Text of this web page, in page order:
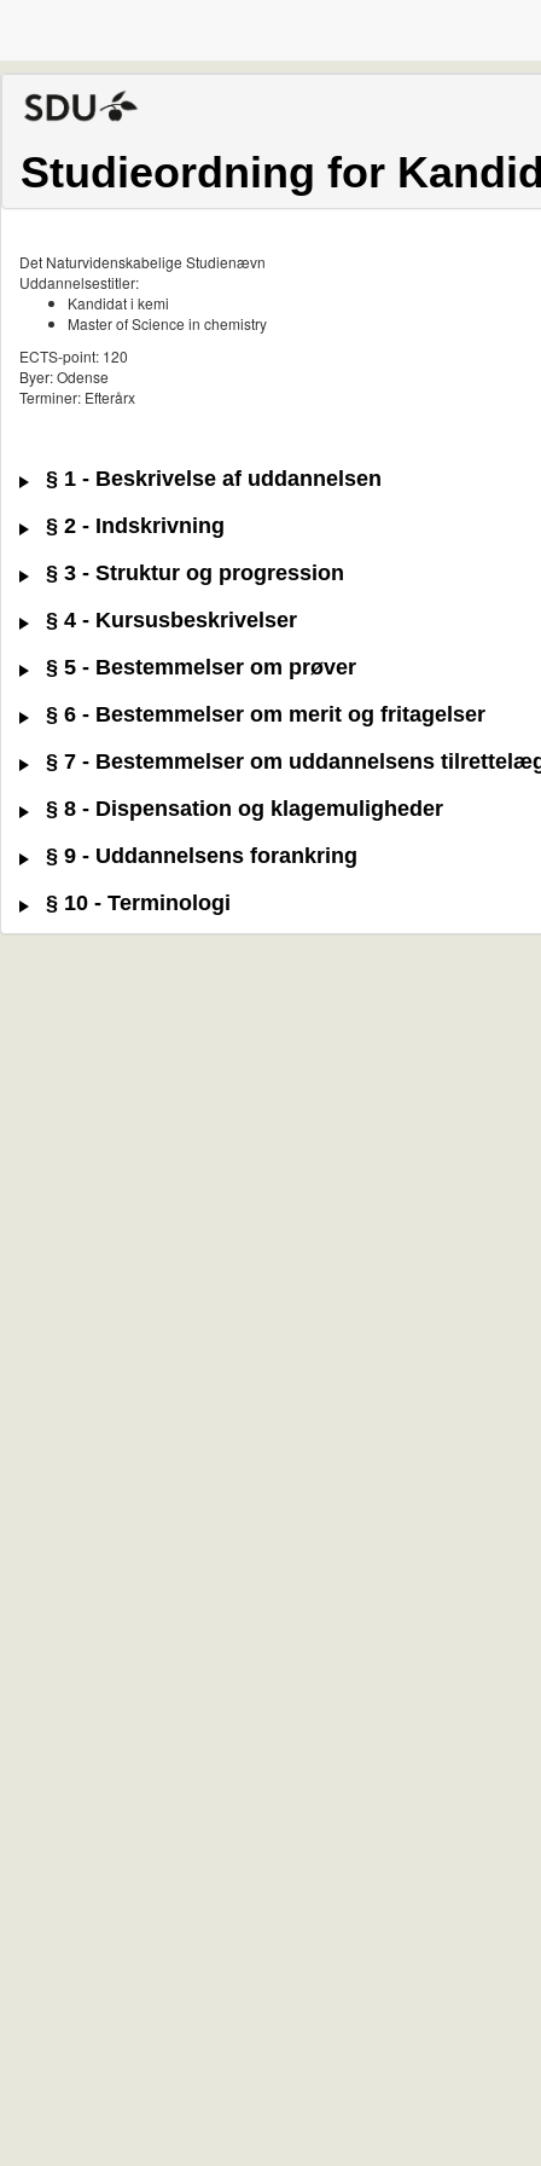
Studieordning for
Det Naturvidenskabelige Studienævn
Uddannelsestitler:
Kandidat i kemi
Master of Science in chemistry
ECTS-point: 120
Byer: Odense
Terminer: Efterårx
§ 1 - Beskrivelse af uddannelsen
§ 2 - Indskrivning
§ 3 - Struktur og progression
§ 4 - Kursusbeskrivelser
§ 5 - Bestemmelser om prøver
§ 6 - Bestemmelser om merit og fritagelser
§ 7 - Bestemmelser om uddannelsens
§ 8 - Dispensation og klagemuligheder
§ 9 - Uddannelsens forankring
§ 10 - Terminologi